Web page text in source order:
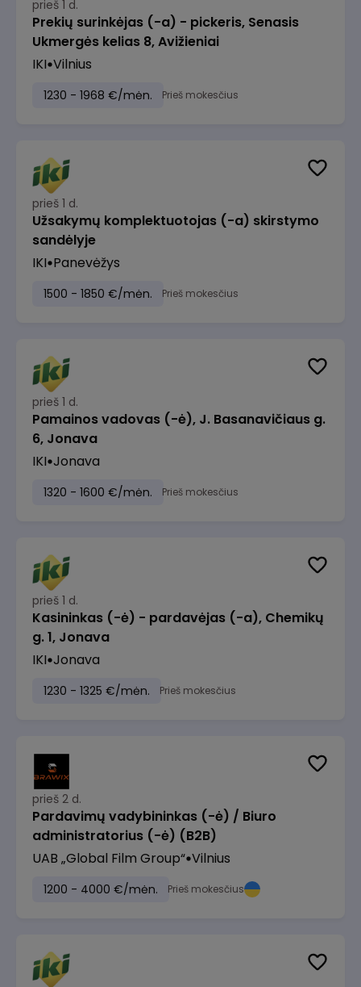
prieš 1 d.
Prekių surinkėjas (-a) - pickeris, Senasis
Ukmergės kelias 8, Avižieniai
IKI Vilnius
1230 - 1968 €/mėn. Prieš mokesčius
prieš 1 d.
Užsakymų komplektuotojas (-a) skirstymo
sandėlyje
IKI Panevėžys
1500 - 1850 €/mėn. Prieš mokesčius
prieš 1 d.
Pamainos vadovas (-ė), J. Basanavičiaus g.
6, Jonava
IKI Jonava
1320 - 1600 €/mėn. Prieš mokesčius
prieš 1 d.
Kasininkas (-ė) - pardavėjas (-a), Chemikų
g. 1, Jonava
IKI Jonava
1230 - 1325 €/mėn. Prieš mokesčius
prieš 2 d.
Pardavimų vadybininkas (-ė) / Biuro
administratorius (-ė) (B2B)
UAB „Global Film Group“ Vilnius
1200 - 4000 €/mėn. Prieš mokesčius